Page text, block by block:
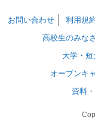
お問い合わせ 利用規
高校生のみな
大学・
オープンキ
資料